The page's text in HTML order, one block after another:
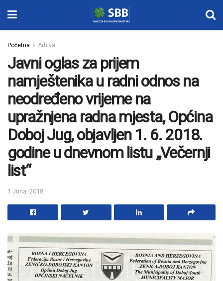
Početna Arhiva
Javni oglas za prijem
namještenika u radni odnos na
neodređeno vrijeme na
upražnjena radna mjesta, Općina
Doboj Jug, objavljen 1. 6. 2018.
godine u dnevnom listu „Večernji
list“
1 Juna, 2018